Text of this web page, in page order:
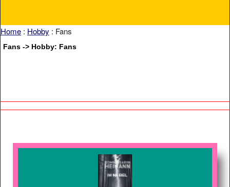
Home : Hobby : Fans
Fans -> Hobby: Fans